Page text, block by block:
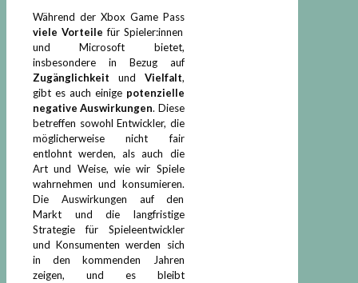
Während der Xbox Game Pass
viele Vorteile für Spieler:innen
und Microsoft bietet,
insbesondere in Bezug auf
Zugänglichkeit und Vielfalt,
gibt es auch einige potenzielle
negative Auswirkungen. Diese
betreffen sowohl Entwickler, die
möglicherweise nicht fair
entlohnt werden, als auch die
Art und Weise, wie wir Spiele
wahrnehmen und konsumieren.
Die Auswirkungen auf den
Markt und die langfristige
Strategie für Spieleentwickler
und Konsumenten werden sich
in den kommenden Jahren
zeigen, und es bleibt